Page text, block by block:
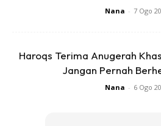
View this post on
Nana - 7 Ogo
Haroqs Terima Anugerah
Jangan Pernah
Nana - 6 Ogo